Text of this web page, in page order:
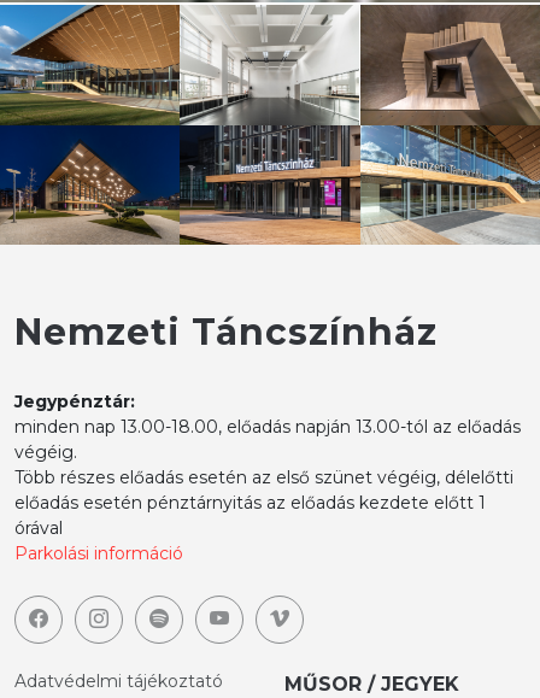
Nemzeti Táncszínház
Jegypénztár:
minden nap 13.00-18.00, előadás napján 13.00-tól az előadás
végéig.
Több részes előadás esetén az első szünet végéig, délelőtti
előadás esetén pénztárnyitás az előadás kezdete előtt 1
órával
Parkolási információ
Adatvédelmi tájékoztató
MŰSOR / JEGYEK